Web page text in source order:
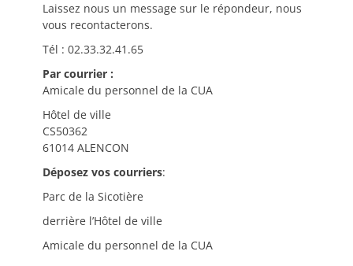
Laissez nous un message sur le répondeur, nous
vous recontacterons.
Tél : 02.33.32.41.65
Par courrier :
Amicale du personnel de la CUA
Hôtel de ville
CS50362
61014 ALENCON
Déposez vos courriers:
Parc de la Sicotière
derrière l’Hôtel de ville
Amicale du personnel de la CUA